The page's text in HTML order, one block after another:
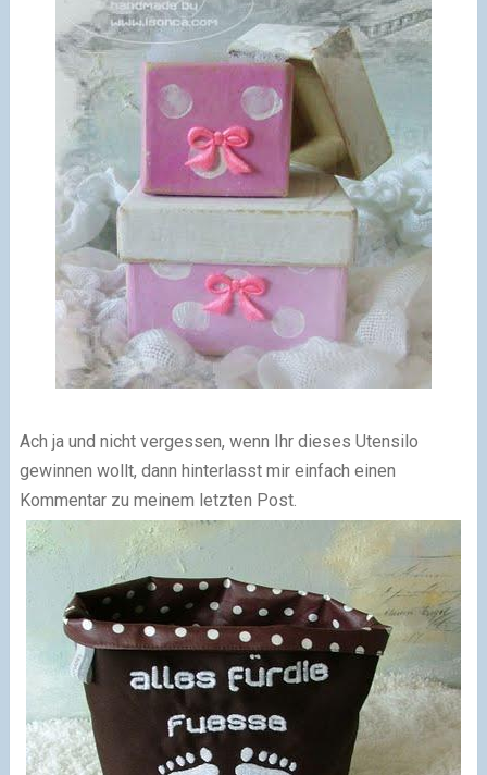
Ach ja und nicht vergessen, wenn Ihr dieses Utensilo
gewinnen wollt, dann hinterlasst mir einfach einen
Kommentar zu meinem letzten Post.